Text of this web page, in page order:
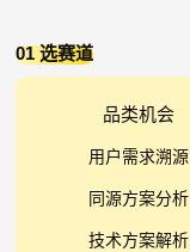
品类机会
用户需求溯源
同源方案分析
技术方案解析
01 选赛道